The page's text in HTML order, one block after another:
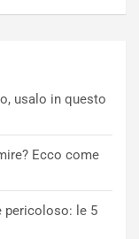
usalo in questo
Ecco come
pericoloso: le 5